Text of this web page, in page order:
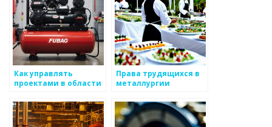
Как управлять
проектами в области
Права трудящихся в
металлургии